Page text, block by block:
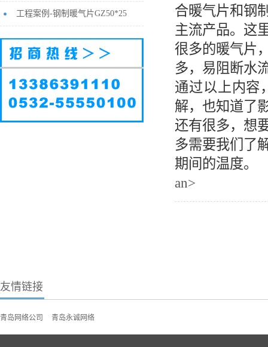
工程案例-钢制暖气片GZ50*25
合暖气片和钢
主流产品。这
很多的暖气片
多，易阻断水
通过以上内容
解，也知道了
还有很多，想
多需要我们了
期间的温度。
an>
友情链接
青岛网络公司 青岛永诚网络